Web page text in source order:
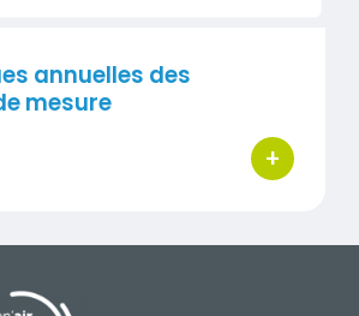
annuelles des
mesure
+
bouton